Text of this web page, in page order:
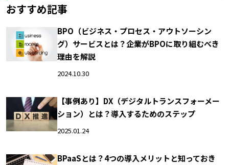
おすすめ記事
BPO（ビジネス・プロセス・アウトソーシン
グ）サービスとは？企業がBPOに取り組むべき
理由を解説
2024.10.30
【事例あり】DX（デジタルトランスフォーメー
ション）とは？導入するためのステップ
2025.01.24
BPaaSとは？4つの導入メリットと知っておき